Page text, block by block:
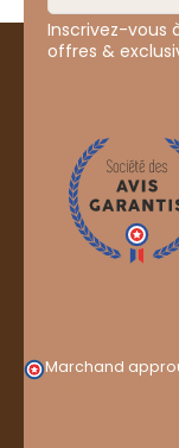
Inscrivez-vous
offres &
Marchand